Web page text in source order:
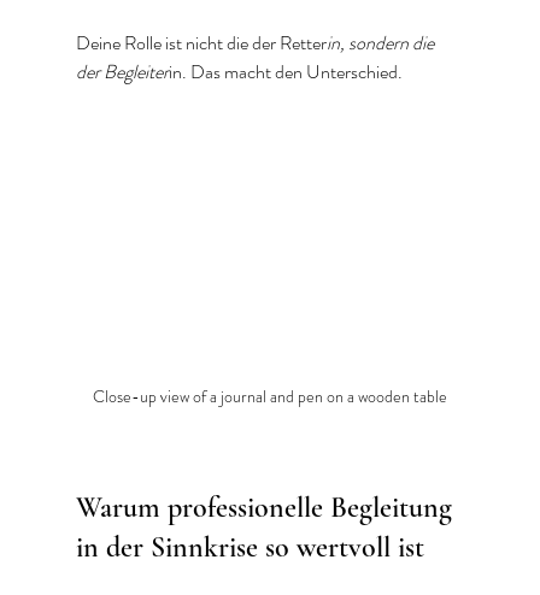
Deine Rolle ist nicht die der Retterin, sondern die
der Begleiterin. Das macht den Unterschied.
Close-up view of a journal and pen on a wooden table
Warum professionelle Begleitung
in der Sinnkrise so wertvoll ist